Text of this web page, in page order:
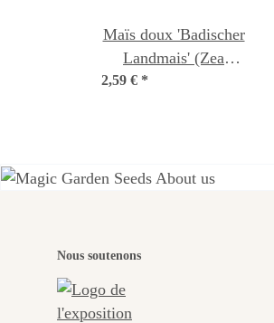
Maïs doux 'Badischer
Landmais' (Zea
mays) graines
2,59 € *
Nous soutenons